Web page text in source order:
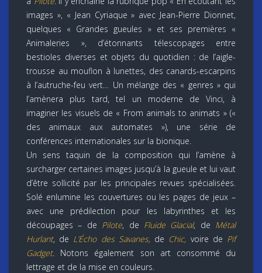
images », « Jean Cyriaque » avec Jean-Pierre Dionnet,
quelques « Grandes gueules » et ses premières «
Animaleries », d’étonnants télescopages entre
bestioles diverses et objets du quotidien : de l’aigle-
trousse au mouflon à lunettes, des canards-escarpins
à l’autruche-feu vert… Un mélange des « genres » qui
l’amènera plus tard, tel un moderne de Vinci, à
imaginer les visuels de « From animals to animats » («
des animaux aux automates »), une série de
conférences internationales sur la bionique.
Un sens taquin de la composition qui l’amène à
surcharger certaines images jusqu’à la gueule et lui vaut
d’être sollicité par les principales revues spécialisées.
Solé enlumine les couvertures ou les pages de jeux –
avec une prédilection pour les labyrinthes et les
découpages – de Pilote, de Fluide Glacial, de Métal
Hurlant, de L’Écho des Savanes, de Chic, voire de Pif
Gadget. Notons également son art consommé du
lettrage et de la mise en couleurs.